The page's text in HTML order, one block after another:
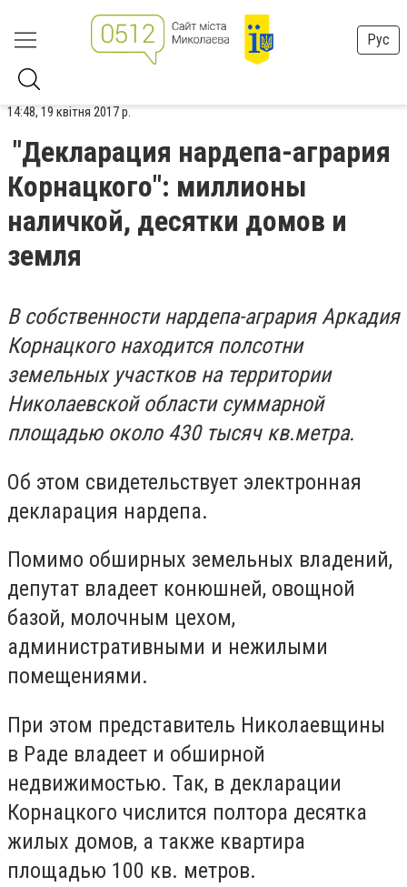
Рус
14:48, 19 квітня 2017 р.
"Декларация нардепа-агрария
Корнацкого": миллионы
наличкой, десятки домов и
земля
В собственности нардепа-агрария Аркадия
Корнацкого находится полсотни
земельных участков на территории
Николаевской области суммарной
площадью около 430 тысяч кв.метра.
Об этом свидетельствует электронная
декларация нардепа.
Помимо обширных земельных владений,
депутат владеет конюшней, овощной
базой, молочным цехом,
административными и нежилыми
помещениями.
При этом представитель Николаевщины
в Раде владеет и обширной
недвижимостью. Так, в декларации
Корнацкого числится полтора десятка
жилых домов, а также квартира
площадью 100 кв. метров.